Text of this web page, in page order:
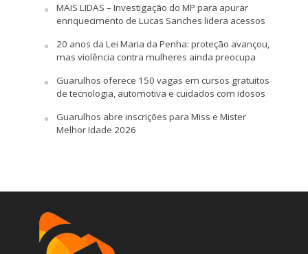
MAIS LIDAS – Investigação do MP para apurar
enriquecimento de Lucas Sanches lidera acessos
20 anos da Lei Maria da Penha: proteção avançou,
mas violência contra mulheres ainda preocupa
Guarulhos oferece 150 vagas em cursos gratuitos
de tecnologia, automotiva e cuidados com idosos
Guarulhos abre inscrições para Miss e Mister
Melhor Idade 2026